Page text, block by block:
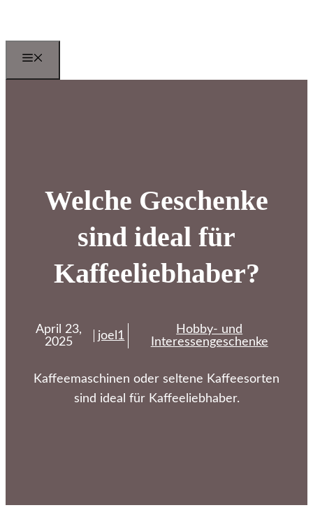
springen
Welche Geschenke
sind ideal für
Kaffeeliebhaber?
April 23,
2025
joel1
Hobby- und
Interessengeschenke
Kaffeemaschinen oder seltene Kaffeesorten
sind ideal für Kaffeeliebhaber.